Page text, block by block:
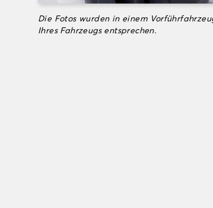
Die Fotos wurden in einem
Ihres Fahrzeugs entsprechen.